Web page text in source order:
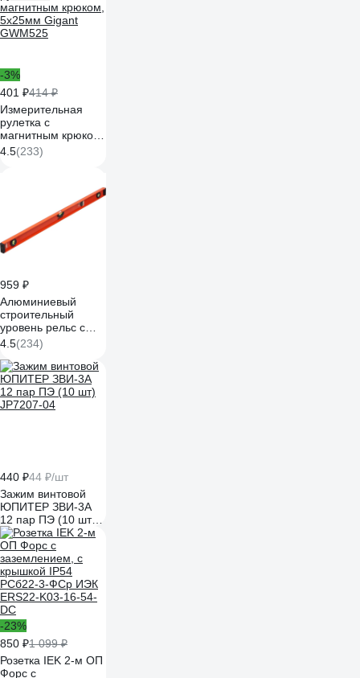
-3%
401 ₽414 ₽
Измерительная
рулетка с
магнитным крюком,
5x25мм Gigant
GWM525
4.5(233)
959 ₽
Алюминиевый
строительный
уровень рельс с
разметкой 1000мм
Gigant SL1000
4.5(234)
440 ₽44 ₽/шт
Зажим винтовой
ЮПИТЕР ЗВИ-3А
12 пар ПЭ (10 шт)
JP7207-04
-23%
850 ₽1 099 ₽
Розетка IEK 2-м ОП
Форс с